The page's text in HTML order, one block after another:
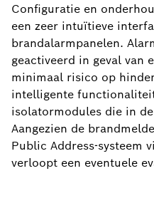
Configuratie en
een zeer intuïtieve
brandalarmpanelen.
geactiveerd in geval van
minimaal risico op
intelligente functionaliteit
isolatormodules die in
Aangezien de
Public Address-systeem
verloopt een eventuele